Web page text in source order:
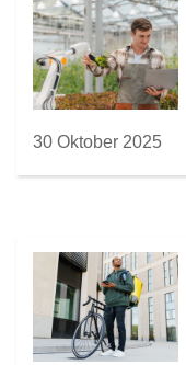
30 Oktober 2025